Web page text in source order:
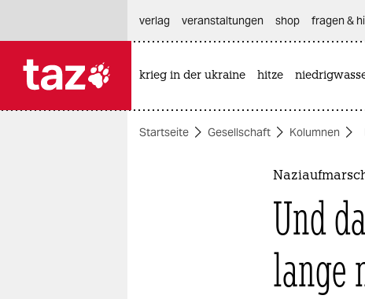
themen
verlag
veranstaltungen shop fragen &
krieg in der ukraine hitze
Startseite Gesellschaft Kolumnen
Und
lange